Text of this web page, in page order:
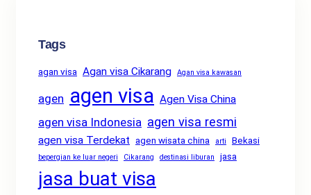
Tags
agan visa Agan visa Cikarang Agan visa kawasan
agen agen visa Agen Visa China
agen visa Indonesia agen visa resmi
agen visa Terdekat agen wisata china arti Bekasi
bepergian ke luar negeri Cikarang destinasi liburan jasa
jasa buat visa